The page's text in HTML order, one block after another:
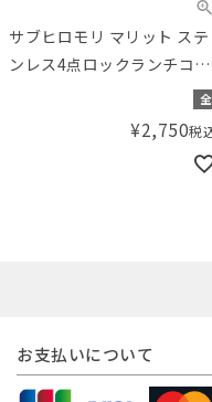
サブヒロモリ マリット ステ
ンレス4点ロックランチコン
¥2,750税
お支払いについて